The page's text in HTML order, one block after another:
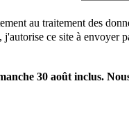
au traitement des
, j'autorise ce site à envoyer
30 août inclus.